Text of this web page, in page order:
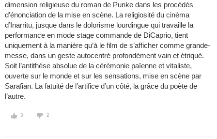
dimension religieuse du roman de Punke dans les procédés
d’énonciation de la mise en scène. La religiosité du cinéma
d’Inarritu, jusque dans le dolorisme lourdingue qui travaille la
performance en mode stage commande de DiCaprio, tient
uniquement à la manière qu’à le film de s’afficher comme grande-
messe, dans un geste autocentré profondément vain et étriqué.
Soit l’antithèse absolue de la cérémonie païenne et vitaliste,
ouverte sur le monde et sur les sensations, mise en scène par
Sarafian. La fatuité de l’artifice d’un côté, la grâce du poète de
l’autre.
3 2